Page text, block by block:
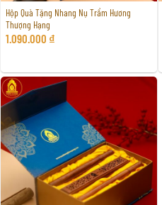
Hộp Quà Tặng Nhang Nụ Trầm Hương
Thượng Hạng
1.090.000 ₫